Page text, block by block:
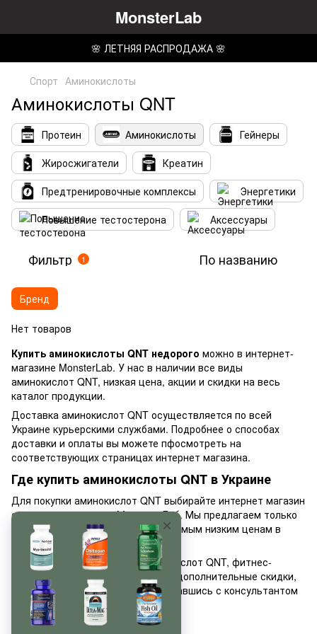
MonsterLab
🌸 ЛЕТНЯЯ РАСПРОДАЖА 🌸
Спорт Аминокислоты
Аминокислоты QNT
Протеин Аминокислоты
Гейнеры
Жиросжигатели
Креатин
Предтренировочные комплексы
Энергетики
Повышение тестостерона
Аксессуары
Фильтр 1 По названию
Бренд
Нет товаров
Купить аминокислоты QNT недорого можно в интернет-
магазине MonsterLab. У нас в наличии все виды
аминокислот QNT, низкая цена, акции и скидки на весь
каталог продукции.
Доставка аминокислот QNT осуществляется по всей
Украине курьерскими службами. Подробнее о способах
доставки и оплаты вы можете пфосмотреть на
соответствующих страницах интернет магазина.
Где купить аминокислоты QNT в Украине
Для покупки аминокислот QNT выбирайте интернет магазин
спортивного питания Монстер Лаб. Мы предлагаем только
высококачественные товары по самым низким ценам в
Украине.
Для оптовых покупателей аминокислот QNT, фитнес-
тренеров и магазинов действуют дополнительные скидки,
узнать о которой вы можете, связавшись с консультантом
нашего магазина.
Приятных покупок!